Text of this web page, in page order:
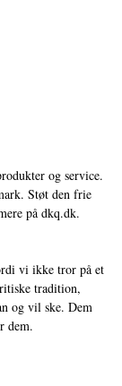
og service.
Støt den frie
på dkq.dk.
vi ikke tror på et
tradition,
og vil ske. Dem
dem.